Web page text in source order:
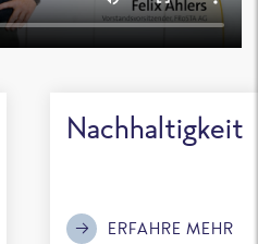
Nachhaltigkeit
ERFAHRE MEHR